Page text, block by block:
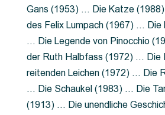
Gans (1953) … Die Katze
des Felix Lumpach (1967) … Die
… Die Legende von Pinocchio
der Ruth Halbfass (1972) … Die
reitenden Leichen (1972) … Die
… Die Schaukel (1983) … Die
(1913) … Die unendliche